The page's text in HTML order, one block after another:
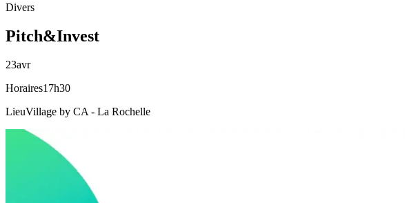
Divers
Pitch&Invest
23avr
Horaires17h30
LieuVillage by CA - La Rochelle